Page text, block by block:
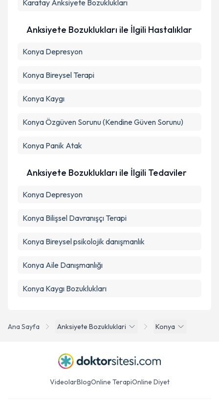
Ana Sayfa Anksiyete Bozukluklari Konya
Karatay Anksiyete Bozuklukları
Anksiyete Bozuklukları ile İlgili Hastalıklar
Konya Depresyon
Konya Bireysel Terapi
Konya Kaygı
Konya Özgüven Sorunu (Kendine Güven Sorunu)
Konya Panik Atak
Anksiyete Bozuklukları ile İlgili Tedaviler
Konya Depresyon
Konya Bilişsel Davranışçı Terapi
Konya Bireysel psikolojik danışmanlık
Konya Aile Danışmanlığı
Konya Kaygı Bozuklukları
VideolarBlogOnline TerapiOnline Diyet